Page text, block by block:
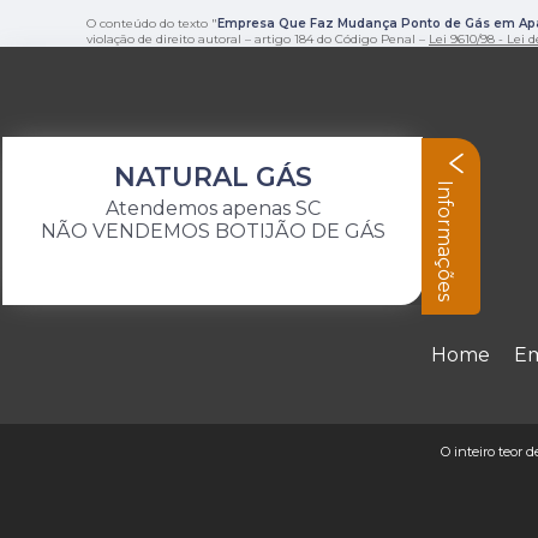
O conteúdo do texto "Empresa Que Faz Mudança Ponto de Gás em
violação de direito autoral – artigo 184 do Código Penal – Lei 9610/98 - Lei
Home
O inteiro teor
NATURAL GÁS
Atendemos apenas SC
NÃO VENDEMOS BOTIJÃO DE GÁS
Informações